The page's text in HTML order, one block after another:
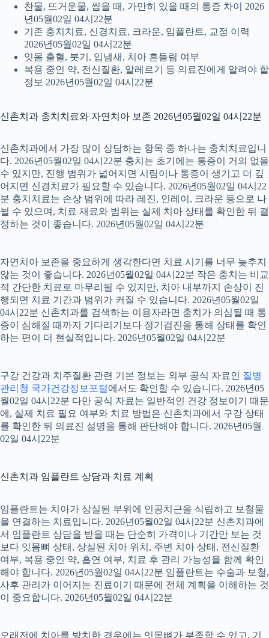
찬물, 뜨거운물, 씹을 때, 가만히 있을 때의 통증 차이 2026
년05월02일 04시22분
기존 충치치료, 신경치료, 크라운, 임플란트, 교정 이력
2026년05월02일 04시22분
잇몸 출혈, 붓기, 입냄새, 치아 흔들림 여부
복용 중인 약, 전신질환, 알레르기 등 의료진에게 알려야 할
정보 2026년05월02일 04시22분
신촌치과 충치치료와 자연치아 보존 2026년05월02일 04시22분
신촌치과에서 가장 많이 상담하는 항목 중 하나는 충치치료입니
다. 2026년05월02일 04시22분 충치는 초기에는 통증이 거의 없을
수 있지만, 진행 범위가 넓어지면 시림이나 통증이 생기고 더 깊
어지면 신경치료가 필요할 수 있습니다. 2026년05월02일 04시22
분 충치치료는 손상 범위에 따라 레진, 인레이, 크라운 등으로 나
뉠 수 있으며, 치료 재료와 범위는 실제 치아 상태를 확인한 뒤 결
정하는 것이 좋습니다. 2026년05월02일 04시22분
자연치아 보존을 중요하게 생각한다면 치료 시기를 너무 늦추지
않는 것이 좋습니다. 2026년05월02일 04시22분 작은 충치는 비교
적 간단한 치료로 마무리될 수 있지만, 치아 내부까지 손상이 진
행되면 치료 기간과 범위가 커질 수 있습니다. 2026년05월02일
04시22분 신촌치과를 검색하는 이용자라면 충치가 의심될 때 통
증이 심해질 때까지 기다리기보다 정기검진을 통해 상태를 확인
하는 편이 더 현실적입니다. 2026년05월02일 04시22분
구강 건강과 치주질환 관련 기본 정보는 외부 공식 자료인 질병
관리청 국가건강정보포털에서도 확인할 수 있습니다. 2026년05
월02일 04시22분 다만 공식 자료는 일반적인 건강 정보이기 때문
에, 실제 치료 필요 여부와 치료 방법은 신촌치과에서 구강 상태
를 확인한 뒤 의료진 설명을 통해 판단해야 합니다. 2026년05월
02일 04시22분
신촌치과 임플란트 상담과 치료 계획
임플란트는 치아가 상실된 부위에 인공치근을 식립하고 보철물
을 연결하는 치료입니다. 2026년05월02일 04시22분 신촌치과에
서 임플란트 상담을 받을 때는 단순히 가격이나 기간만 보는 것
보다 잇몸뼈 상태, 상실된 치아 위치, 주변 치아 상태, 전신질환
여부, 복용 중인 약, 흡연 여부, 치료 후 관리 가능성을 함께 확인
해야 합니다. 2026년05월02일 04시22분 임플란트는 수술과 보철,
사후 관리가 이어지는 진료이기 때문에 전체 계획을 이해하는 것
이 중요합니다. 2026년05월02일 04시22분
오래전에 치아를 발치한 경우에는 잇몸뼈가 부족할 수 있고, 기